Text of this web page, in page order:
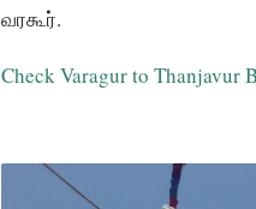
வரகூர்.
Check Varagur to Thanjavur